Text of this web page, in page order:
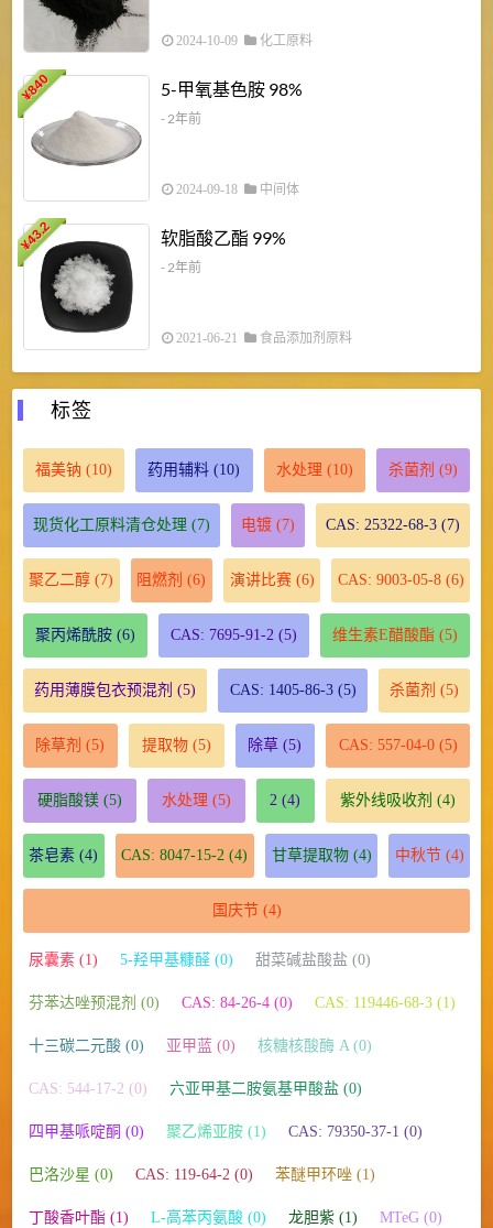
2024-10-09 化工原料
¥
840 5-甲氧基色胺 98%
- 2年前
2024-09-18 中间体
¥
43.2 软脂酸乙酯 99%
- 2年前
2021-06-21 食品添加剂原料
标签
福美钠 (10) 药用辅料 (10) 水处理 (10) 杀菌剂 (9)
现货化工原料清仓处理 (7) 电镀 (7) CAS: 25322-68-3 (7)
聚乙二醇 (7) 阻燃剂 (6) 演讲比赛(6) CAS: 9003-05-8(6)
聚丙烯酰胺(6) CAS: 7695-91-2 (5) 维生素E醋酸酯 (5)
药用薄膜包衣预混剂 (5) CAS: 1405-86-3(5) 杀菌剂 (5)
除草剂 (5) 提取物(5) 除草 (5) CAS: 557-04-0(5)
硬脂酸镁(5) 水处理 (5) 2 (4) 紫外线吸收剂 (4)
茶皂素 (4) CAS: 8047-15-2 (4) 甘草提取物(4) 中秋节(4)
国庆节(4)
尿囊素 (1) 5-羟甲基糠醛 (0) 甜菜碱盐酸盐 (0)
芬苯达唑预混剂 (0) CAS: 84-26-4 (0) CAS: 119446-68-3 (1)
十三碳二元酸 (0) 亚甲蓝 (0) 核糖核酸酶 A (0)
CAS: 544-17-2 (0) 六亚甲基二胺氨基甲酸盐 (0)
四甲基哌啶酮 (0) 聚乙烯亚胺 (1) CAS: 79350-37-1 (0)
巴洛沙星 (0) CAS: 119-64-2 (0) 苯醚甲环唑 (1)
丁酸香叶酯 (1) L-高苯丙氨酸 (0) 龙胆紫 (1) MTeG (0)